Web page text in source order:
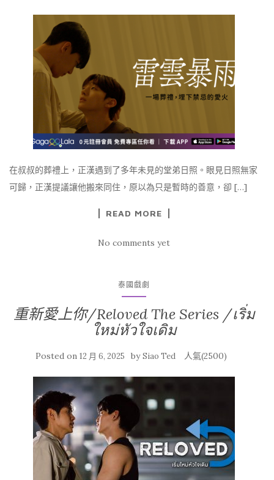
在叔叔的葬禮上，正漢遇到了多年未見的堂弟日照。眼見日照無家
可歸，正漢提議讓他搬來同住，原以為只是暫時的善意，卻 […]
READ MORE
No comments yet
泰國戲劇
重新愛上你/Reloved The Series /เริ่ม
ใหม่หัวใจเดิม
Posted on 12 月 6, 2025 bySiao Ted 人氣(2500)